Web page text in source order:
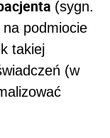
(sygn.
podmiocie
takiej
(w